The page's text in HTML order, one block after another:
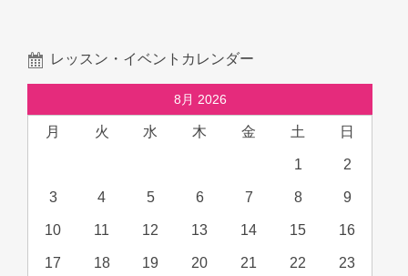
レッスン・イベントカレンダー
8月 2026
月 火 水 木 金 土 日
1 2
3 4 5 6 7 8 9
10 11 12 13 14 15 16
17 18 19 20 21 22 23